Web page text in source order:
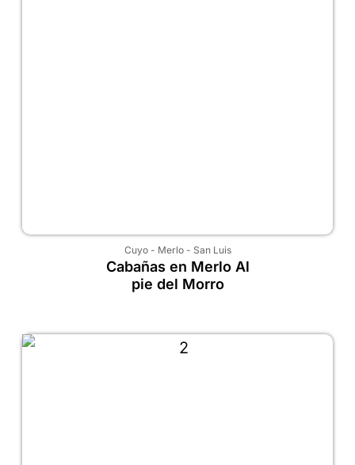
Cuyo- Merlo- San Luis
Cabañas en Merlo Al
pie del Morro